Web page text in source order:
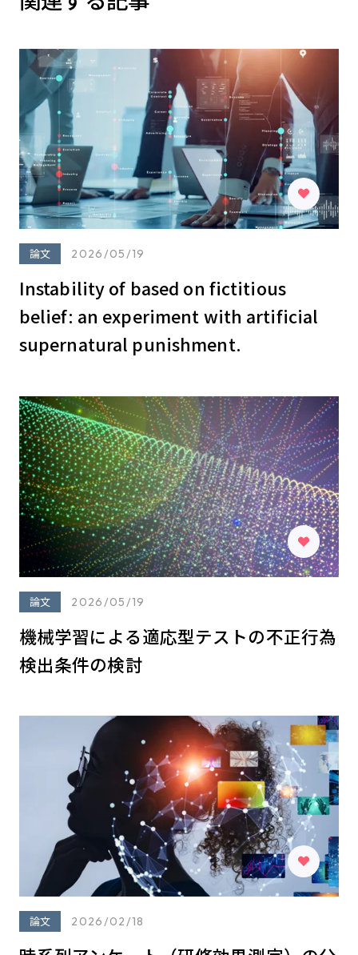
論文 2026/05/19
Instability of based on fictitious
belief: an experiment with artificial
supernatural punishment.
論文 2026/05/19
機械学習による適応型テストの不正行為
検出条件の検討
論文 2026/02/18